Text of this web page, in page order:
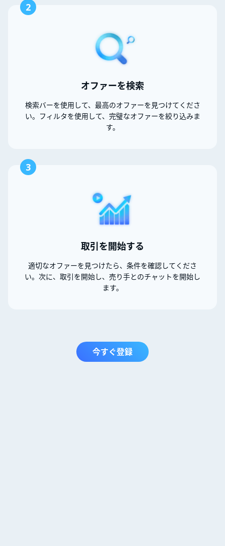
2
オファーを検索
検索バーを使用して、最高のオファーを見つけてくださ
い。フィルタを使用して、完璧なオファーを絞り込みま
す。
3
取引を開始する
適切なオファーを見つけたら、条件を確認してくださ
い。次に、取引を開始し、売り手とのチャットを開始し
ます。
今すぐ登録